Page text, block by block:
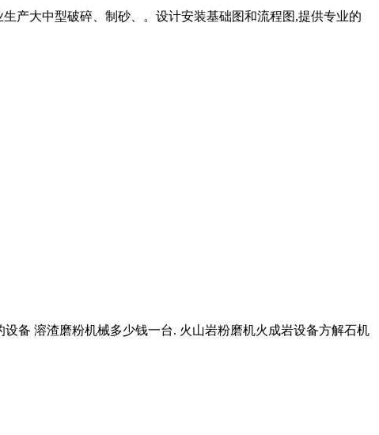
产大中型破碎、制砂、。设计安装基础图和流程图,提供专业的
备 溶渣磨粉机械多少钱一台. 火山岩粉磨机火成岩设备方解石机